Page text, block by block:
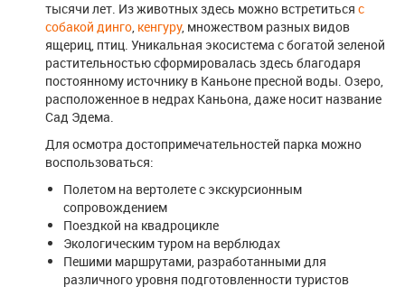
тысячи лет. Из животных здесь можно встретиться с
собакой динго кенгуру, множеством разных видов
ящериц, птиц. Уникальная экосистема с богатой зеленой
растительностью сформировалась здесь благодаря
постоянному источнику в Каньоне пресной воды. Озеро,
расположенное в недрах Каньона, даже носит название
Сад Эдема.
Для осмотра достопримечательностей парка можно
воспользоваться:
Полетом на вертолете с экскурсионным
сопровождением
Поездкой на квадроцикле
Экологическим туром на верблюдах
Пешими маршрутами, разработанными для
различного уровня подготовленности туристов